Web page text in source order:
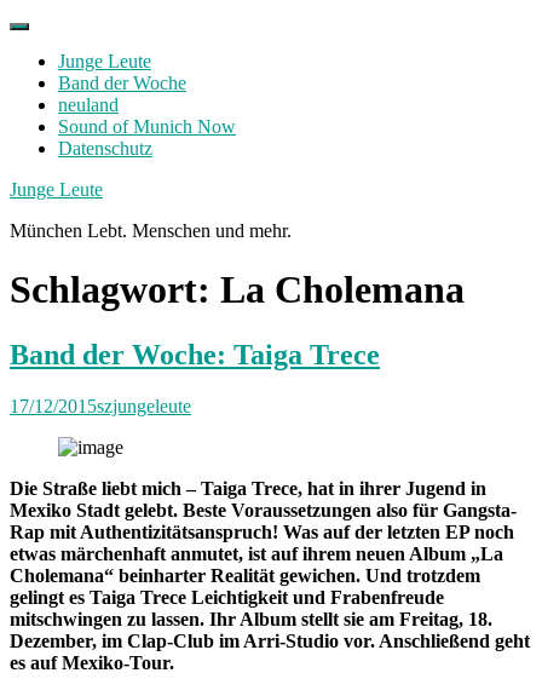
Skip
contentJunge Leute
Band der Woche
neuland
Sound of Munich Now
Datenschutz
Facebook
Twitter
Instagram
Junge Leute
München Lebt. Menschen und mehr.
Schlagwort: La Cholemana
Band der Woche: Taiga Trece
17/12/2015szjungeleute
Die Straße liebt mich – Taiga Trece, hat in ihrer Jugend in
Mexiko Stadt gelebt. Beste Voraussetzungen also für Gangsta-
Rap mit Authentizitätsanspruch! Was auf der letzten EP noch
etwas märchenhaft anmutet, ist auf ihrem neuen Album „La
Cholemana“ beinharter Realität gewichen. Und trotzdem
gelingt es Taiga Trece Leichtigkeit und Frabenfreude
mitschwingen zu lassen. Ihr Album stellt sie am Freitag, 18.
Dezember, im Clap-Club im Arri-Studio vor. Anschließend geht
es auf Mexiko-Tour.